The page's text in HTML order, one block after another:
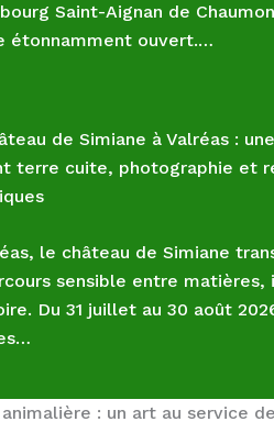
Saint-Aignan de
étonnamment ouvert.…
de Simiane à Valréas :
terre cuite, photographie et
le château de Simiane
sensible entre matières,
Du 31 juillet au 30 août
: un art au service